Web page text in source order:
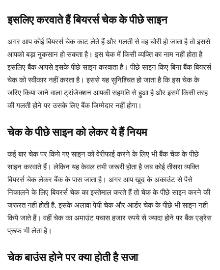
इसलिए करवाते हैं बियरर्स चेक के पीछे साइन
अगर आप कोई बियरर्स चेक काट लेते हैं और गलती से वह चोरी हो जाता है तो इससे
आपको बड़ा नुकसान हो सकता है। इस चेक में किसी व्यक्ति का नाम नहीं होता है
इसलिए बैंक आपसे इसके पीछे साइन करवाता है। पीछे साइन किए बिना बैंक बियरर्स
चेक को स्वीकार नहीं करता है। इससे यह सुनिश्चित हो जाता है कि इस चेक के
जरिए किया जाने वाला ट्रांजेक्शन आपकी सहमति से हुआ है और इसमें किसी तरह
की गलती होने पर उसके लिए बैंक जिम्मेदार नहीं होगा।
चेक के पीछे साइन को लेकर ये हैं नियम
कई बार चेक पर किये गए साइन को वेरीफाई करने के लिए भी बैंक चेक के पीछे
साइन करवाते हैं। लेकिन यह केवल तभी जरूरी होता है जब कोई तीसरा व्यक्ति
बियरर्स चेक लेकर बैंक के पास जाता है। अगर आप खुद के अकाउंट से पैसे
निकालने के लिए बियरर्स चेक का इस्तेमाल करते हैं तो चेक के पीछे साइन करने की
जरूरत नहीं होती है. इसके अलावा पेयी चेक और आर्डर चेक के पीछे भी साइन नहीं
किये जाते हैं। वहीं चेक का अमाउंट पचास हजार रुपये से ज्यादा होने पर बैंक एड्रेस
प्रूफ भी लेता है।
चेक बाउंस होने पर क्या होती है सजा